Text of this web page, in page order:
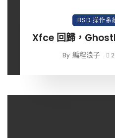
BSD 操作系
Xfce 回歸，
By 編程浪子